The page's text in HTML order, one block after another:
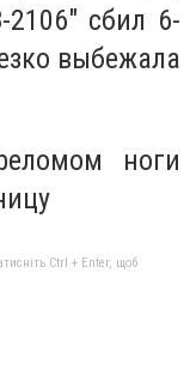
2106" сбил 6-
выбежала
ноги
Ctrl + Enter, щоб